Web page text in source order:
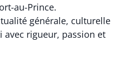
au-Prince.
générale, culturelle
avec rigueur, passion et